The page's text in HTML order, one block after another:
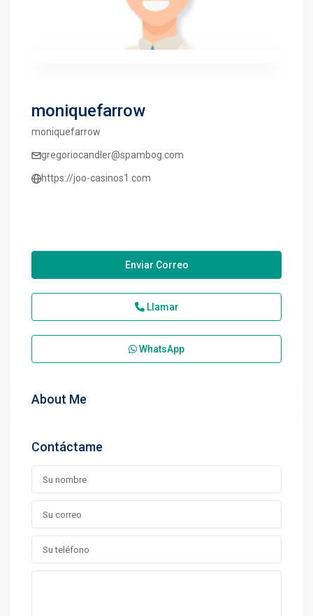
moniquefarrow
moniquefarrow
gregoriocandler@spambog.com
https://joo-casinos1.com
Enviar Correo
Llamar
WhatsApp
About Me
Contáctame